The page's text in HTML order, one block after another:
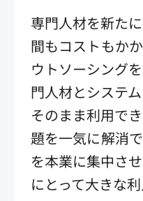
専門人材を新た
間もコストもか
ウトソーシング
門人材とシステ
そのまま利用で
題を一気に解消
を本業に集中さ
にとって大きな利